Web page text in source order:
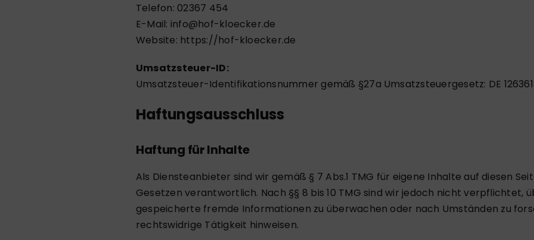
Telefon: 02367 454
E-Mail: info@hof-kloecker.de
Website: https://hof-kloecker.de
Umsatzsteuer-ID:
Umsatzsteuer-Identifikationsnummer gemäß §27a Umsatzsteuergesetz: DE
Haftungsausschluss
Haftung für Inhalte
Als Diensteanbieter sind wir gemäß § 7 Abs.1 TMG für eigene Inhalte auf diesen
Gesetzen verantwortlich. Nach §§ 8 bis 10 TMG sind wir jedoch nicht verpflichtet,
gespeicherte fremde Informationen zu überwachen oder nach Umständen zu
rechtswidrige Tätigkeit hinweisen.